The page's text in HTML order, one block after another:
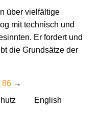
über vielfältige
mit technisch und
Er fordert und
die Grundsätze der
86 →
English